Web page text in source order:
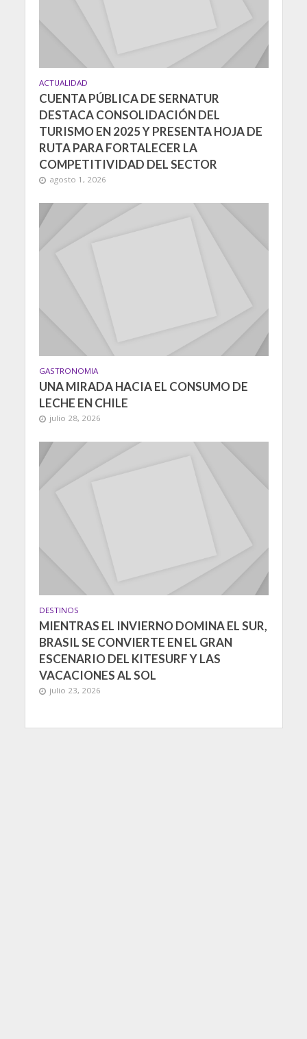
ACTUALIDAD
CUENTA PÚBLICA DE SERNATUR
DESTACA CONSOLIDACIÓN DEL
TURISMO EN 2025 Y PRESENTA HOJA DE
RUTA PARA FORTALECER LA
COMPETITIVIDAD DEL SECTOR
agosto 1, 2026
GASTRONOMIA
UNA MIRADA HACIA EL CONSUMO DE
LECHE EN CHILE
julio 28, 2026
DESTINOS
MIENTRAS EL INVIERNO DOMINA EL SUR,
BRASIL SE CONVIERTE EN EL GRAN
ESCENARIO DEL KITESURF Y LAS
VACACIONES AL SOL
julio 23, 2026